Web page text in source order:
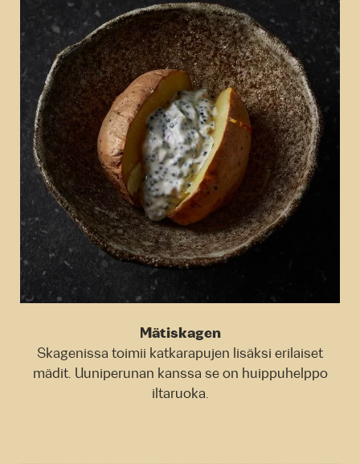
Mätiskagen
Skagenissa toimii katkarapujen lisäksi erilaiset
mädit. Uuniperunan kanssa se on huippuhelppo
iltaruoka.